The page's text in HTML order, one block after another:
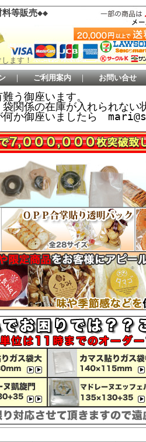
等販売◆◆
ます！
｜ ご利用案内 ｜ お問い合せ
う御座います。
関係の在庫が入れられない
何か御座いましたら